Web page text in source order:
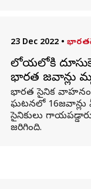
23 Dec 2022 •
లోయలోకి
భారత జవాన్లు
భారత సైనిక వాహనం
ఘటనలో 16జవాన్లు
సైనికులు
జరిగింది.